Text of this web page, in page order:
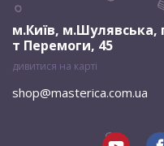
м.Київ, м.Шулявська,
т Перемоги, 45
дивитися на карті
shop@masterica.com.ua